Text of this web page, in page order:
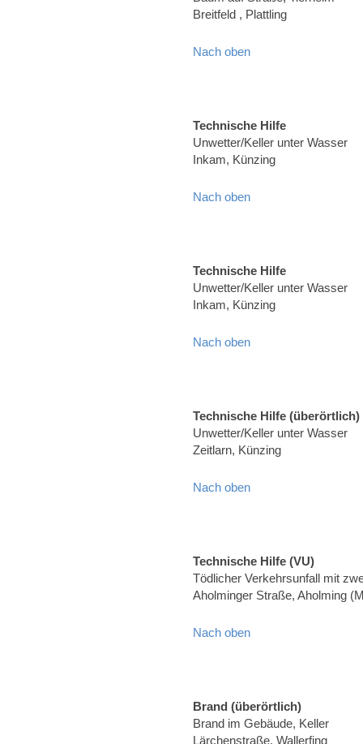
Breitfeld , Plattling
Nach oben
Technische Hilfe
Unwetter/Keller unter Wasser
Inkam, Künzing
Nach oben
Technische Hilfe
Unwetter/Keller unter Wasser
Inkam, Künzing
Nach oben
Technische Hilfe (überörtlich)
Unwetter/Keller unter Wasser
Zeitlarn, Künzing
Nach oben
Technische Hilfe (VU)
Tödlicher Verkehrsunfall mit
Aholminger Straße, Aholming
Nach oben
Brand (überörtlich)
Brand im Gebäude, Keller
Lärchenstraße, Wallerfing